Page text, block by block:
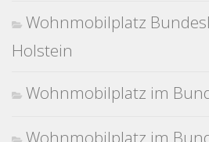
Wohnmobilplatz
Holstein
Wohnmobilplatz im
Wohnmobilplatz im